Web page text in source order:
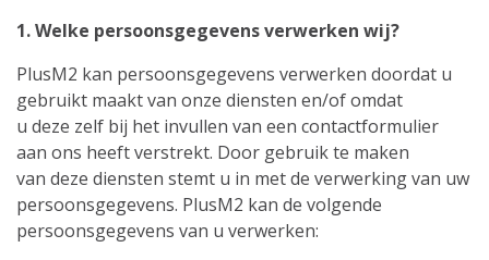
1. Welke persoonsgegevens verwerken wij?
PlusM2 kan persoonsgegevens verwerken doordat u
gebruikt maakt van onze diensten en/of omdat
u deze zelf bij het invullen van een contactformulier
aan ons heeft verstrekt. Door gebruik te maken
van deze diensten stemt u in met de verwerking van uw
persoonsgegevens. PlusM2 kan de volgende
persoonsgegevens van u verwerken: